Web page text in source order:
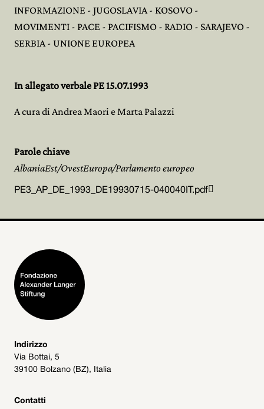
INFORMAZIONE - JUGOSLAVIA - KOSOVO -
MOVIMENTI - PACE - PACIFISMO - RADIO - SARAJEVO -
SERBIA - UNIONE EUROPEA
In allegato verbale PE 15.07.1993
A cura di Andrea Maori e Marta Palazzi
Parole chiave
AlbaniaEst/OvestEuropa/Parlamento europeo
PE3_AP_DE_1993_DE19930715-040040IT.pdf
Indirizzo
Via Bottai, 5
39100 Bolzano (BZ), Italia
Contatti